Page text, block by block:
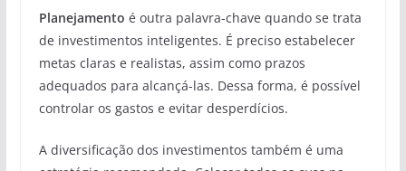
Planejamento é outra palavra-chave quando se trata
de investimentos inteligentes. É preciso estabelecer
metas claras e realistas, assim como prazos
adequados para alcançá-las. Dessa forma, é possível
controlar os gastos e evitar desperdícios.
A diversificação dos investimentos também é uma